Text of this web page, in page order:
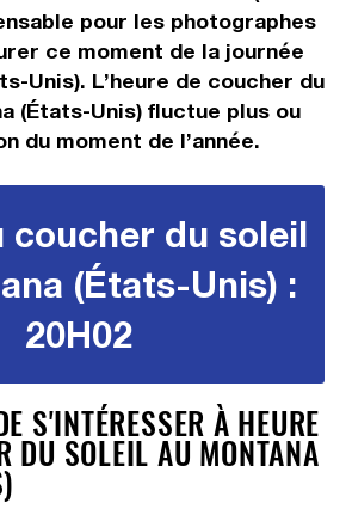
pour les photographes
ce moment de la journée
Unis). L’heure de coucher du
(États-Unis) fluctue plus ou
du moment de l’année.
coucher du soleil
(États-Unis) :
20H02
S'INTÉRESSER À HEURE
DU SOLEIL AU MONTANA